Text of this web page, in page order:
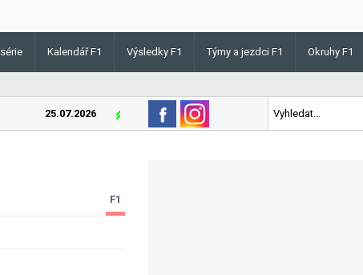
Kalendář F1 Výsledky F1 Týmy a jezdci F1 Okruhy F1
25.07.2026 Lando Norris v Maďarsku letos poprvé vyhrál kvalifikaci
F1